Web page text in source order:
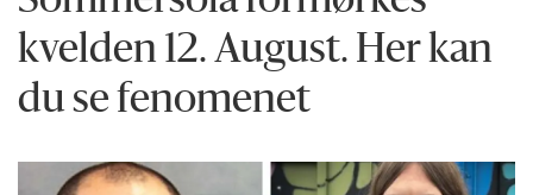
kvelden 12. August. Her kan
du se fenomenet